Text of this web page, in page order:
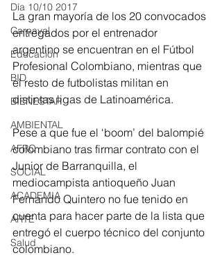
Día 10/10 2017
Carnaval
Educación
BID
BIENESTAR
AMBIENTAL
AFRO
SOCIAL
ACADEMIA
ARTE
Salud
La gran mayoría de los 20 convocados
entregados por el entrenador
argentino se encuentran en el Fútbol
Profesional Colombiano, mientras que
el resto de futbolistas militan en
distintas ligas de Latinoamérica.
Pese a que fue el ‘boom’ del balompié
colombiano tras firmar contrato con el
Junior de Barranquilla, el
mediocampista antioqueño Juan
Fernando Quintero no fue tenido en
cuenta para hacer parte de la lista que
entregó el cuerpo técnico del conjunto
colombiano.